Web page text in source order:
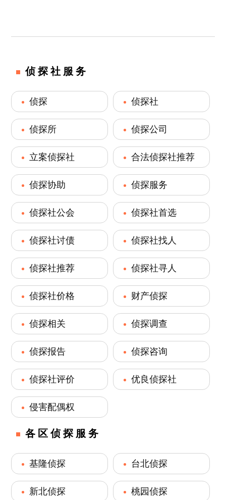
侦探社服务
侦探 侦探社
侦探所 侦探公司
立案侦探社 合法侦探社推荐
侦探协助 侦探服务
侦探社公会 侦探社首选
侦探社讨债 侦探社找人
侦探社推荐 侦探社寻人
侦探社价格 财产侦探
侦探相关 侦探调查
侦探报告 侦探咨询
侦探社评价 优良侦探社
侵害配偶权
各区侦探服务
基隆侦探 台北侦探
新北侦探 桃园侦探